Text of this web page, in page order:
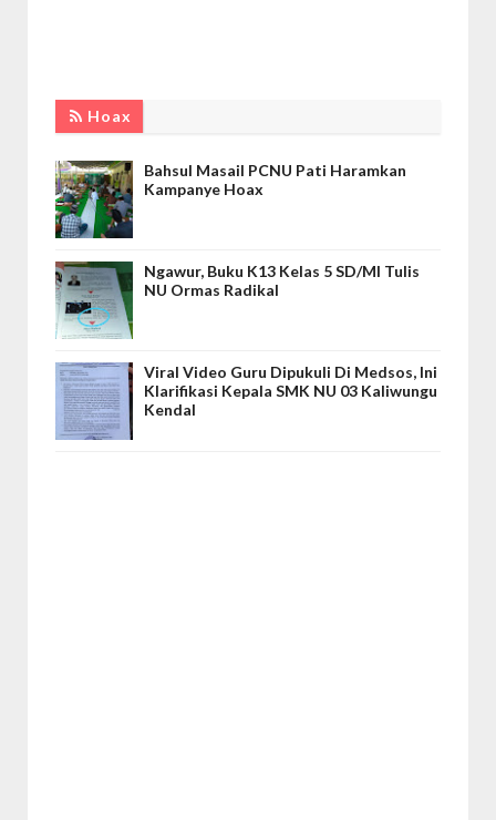
Hoax
Bahsul Masail PCNU Pati Haramkan
Kampanye Hoax
Ngawur, Buku K13 Kelas 5 SD/MI Tulis
NU Ormas Radikal
Viral Video Guru Dipukuli Di Medsos, Ini
Klarifikasi Kepala SMK NU 03 Kaliwungu
Kendal